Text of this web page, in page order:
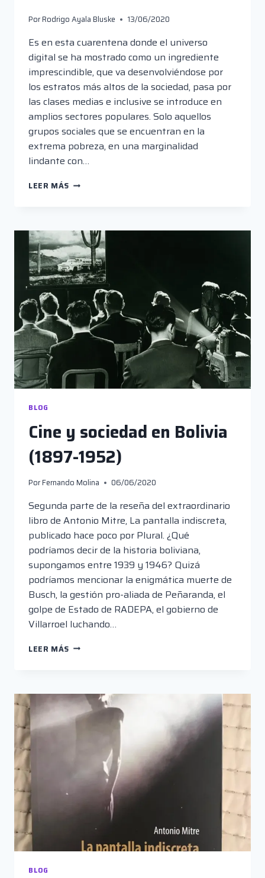
PorRodrigo Ayala Bluske 13/06/2020
Es en esta cuarentena donde el universo
digital se ha mostrado como un ingrediente
imprescindible, que va desenvolviéndose por
los estratos más altos de la sociedad, pasa por
las clases medias e inclusive se introduce en
amplios sectores populares. Solo aquellos
grupos sociales que se encuentran en la
extrema pobreza, en una marginalidad
lindante con…
LEER MÁS MUNDOS
MUNDOS
BLOG
Cine y sociedad en Bolivia
(1897-1952)
PorFernando Molina 06/06/2020
Segunda parte de la reseña del extraordinario
libro de Antonio Mitre, La pantalla indiscreta,
publicado hace poco por Plural. ¿Qué
podríamos decir de la historia boliviana,
supongamos entre 1939 y 1946? Quizá
podríamos mencionar la enigmática muerte de
Busch, la gestión pro-aliada de Peñaranda, el
golpe de Estado de RADEPA, el gobierno de
Villarroel luchando…
LEER MÁS CINE
BOLIVIA
(1897-
1952)
BLOG